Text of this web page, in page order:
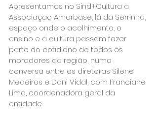
Apresentamos no Sind+Cultura a
Associação Amorbase, lá da Serrinha,
espaço onde o acolhimento, o
ensino e a cultura passam fazer
parte do cotidiano de todos os
moradores da região, numa
conversa entre as diretoras Silene
Medeiros e Dani Vidal, com Franciane
Lima, coordenadora geral da
entidade.